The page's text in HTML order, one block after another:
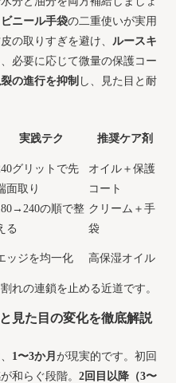
ニール手袋の二重使いが実用
の取りすぎを避け、 ルースキ
必要に応じて微量の保護コー
の進行を抑制 し、見た目と耐
実践テク 推奨ケア剤
グリットで先
面取り
オイル＋保護
コート
の順で整
る
クリーム＋手
袋
ッジを均一化 高保湿オイル
れの連鎖を止める近道です。
見た目の変化を徹底解説
1〜3か月 が現実的です。初回
和らぐ段階。 2回目以降（3〜